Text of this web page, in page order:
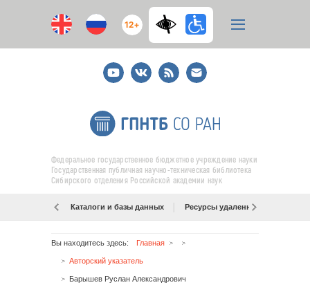
12+
YoutubeВКонтакте
RSS
E-
mail
подписка
Федеральное государственное бюджетное учреждение науки
Государственная публичная научно-техническая библиотека
Сибирского отделения Российской академии наук
Каталоги и базы данных Ресурсы удаленного доступа
Вы находитесь здесь: Главная
Авторский указатель
Барышев Руслан Александрович